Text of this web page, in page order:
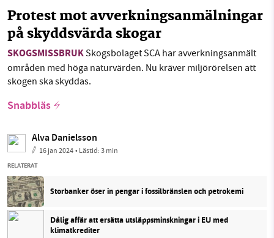
Protest mot avverkningsanmälningar
på skyddsvärda skogar
SKOGSMISSBRUKSkogsbolaget SCA har avverkningsanmält
områden med höga naturvärden. Nu kräver miljörörelsen att
skogen ska skyddas.
Snabbläs
Alva Danielsson
16 jan 2024• Lästid:3 min
RELATERAT
Storbanker öser in pengar i fossilbränslen och petrokemi
Dålig affär att ersätta utsläppsminskningar i EU med
klimatkrediter